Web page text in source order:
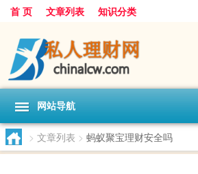
首 页 文章列表 知识分类
网站导航
> 文章列表 > 蚂蚁聚宝理财安全吗